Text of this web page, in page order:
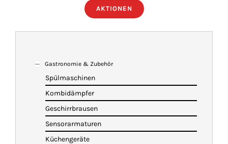
IMBISSANHÄNGER
KATALOG
AKTIONEN
Gastronomie & Zubehör
Spülmaschinen
Kombidämpfer
Geschirrbrausen
Sensorarmaturen
Küchengeräte